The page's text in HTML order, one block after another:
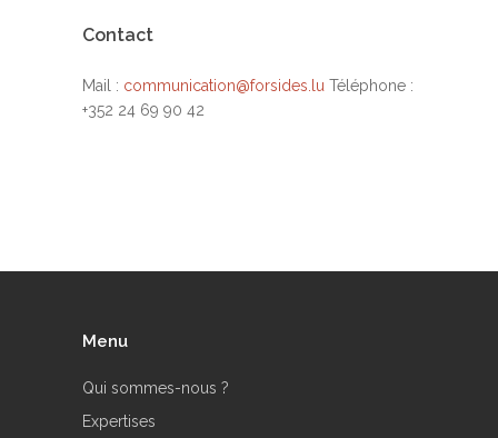
Contact
Mail : communication@forsides.lu Téléphone :
+352 24 69 90 42
Menu
Qui sommes-nous ?
Expertises